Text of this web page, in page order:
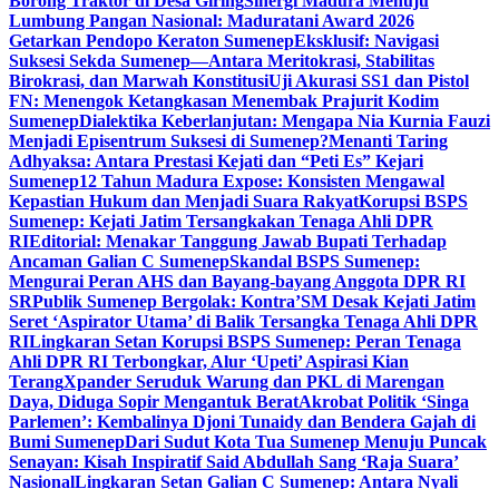
Lumbung Pangan Nasional: Maduratani Award 2026
Getarkan Pendopo Keraton SumenepEksklusif: Navigasi
Suksesi Sekda Sumenep—Antara Meritokrasi, Stabilitas
Birokrasi, dan Marwah KonstitusiUji Akurasi SS1 dan Pistol
FN: Menengok Ketangkasan Menembak Prajurit Kodim
SumenepDialektika Keberlanjutan: Mengapa Nia Kurnia Fauzi
Menjadi Episentrum Suksesi di Sumenep?Menanti Taring
Adhyaksa: Antara Prestasi Kejati dan “Peti Es” Kejari
Sumenep12 Tahun Madura Expose: Konsisten Mengawal
Kepastian Hukum dan Menjadi Suara RakyatKorupsi BSPS
Sumenep: Kejati Jatim Tersangkakan Tenaga Ahli DPR
RIEditorial: Menakar Tanggung Jawab Bupati Terhadap
Ancaman Galian C SumenepSkandal BSPS Sumenep:
Mengurai Peran AHS dan Bayang-bayang Anggota DPR RI
SRPublik Sumenep Bergolak: Kontra’SM Desak Kejati Jatim
Seret ‘Aspirator Utama’ di Balik Tersangka Tenaga Ahli DPR
RILingkaran Setan Korupsi BSPS Sumenep: Peran Tenaga
Ahli DPR RI Terbongkar, Alur ‘Upeti’ Aspirasi Kian
TerangXpander Seruduk Warung dan PKL di Marengan
Daya, Diduga Sopir Mengantuk BeratAkrobat Politik ‘Singa
Parlemen’: Kembalinya Djoni Tunaidy dan Bendera Gajah di
Bumi SumenepDari Sudut Kota Tua Sumenep Menuju Puncak
Senayan: Kisah Inspiratif Said Abdullah Sang ‘Raja Suara’
NasionalLingkaran Setan Galian C Sumenep: Antara Nyali